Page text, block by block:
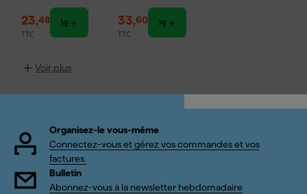
23,48
TTC
33,60
TTC
Voir plus
Organisez-le vous-même
Connectez-vous et gérez vos commandes et vos
factures.
Bulletin
Abonnez-vous à la newsletter hebdomadaire